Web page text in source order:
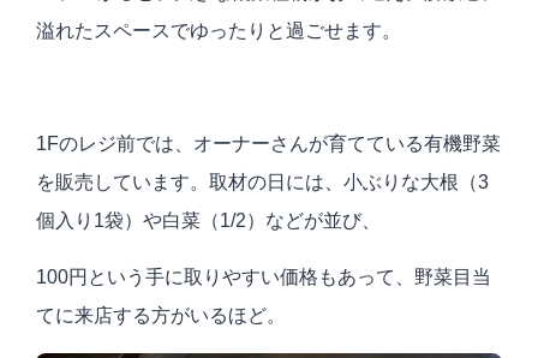
溢れたスペースでゆったりと過ごせます。
1Fのレジ前では、オーナーさんが育てている有機野菜
を販売しています。取材の日には、小ぶりな大根（3
個入り1袋）や白菜（1/2）などが並び、
100円という手に取りやすい価格もあって、野菜目当
てに来店する方がいるほど。